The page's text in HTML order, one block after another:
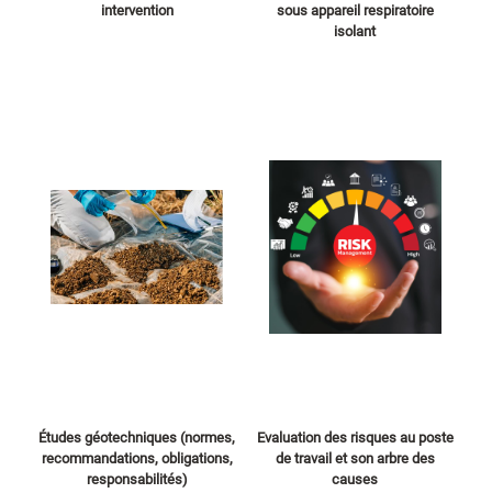
intervention
sous appareil respiratoire
isolant
Études géotechniques (normes,
recommandations, obligations,
responsabilités)
Evaluation des risques au poste
de travail et son arbre des
causes